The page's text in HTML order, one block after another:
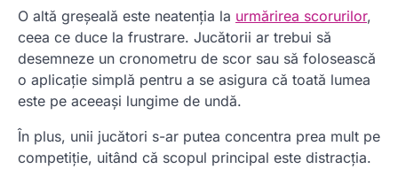
O altă greșeală este neatenția la urmărirea scorurilor,
ceea ce duce la frustrare. Jucătorii ar trebui să
desemneze un cronometru de scor sau să folosească
o aplicație simplă pentru a se asigura că toată lumea
este pe aceeași lungime de undă.
În plus, unii jucători s-ar putea concentra prea mult pe
competiție, uitând că scopul principal este distracția.